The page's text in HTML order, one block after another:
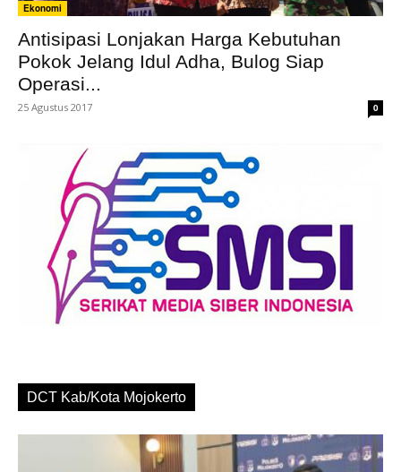
Ekonomi
Antisipasi Lonjakan Harga Kebutuhan
Pokok Jelang Idul Adha, Bulog Siap
Operasi...
25 Agustus 2017 0
DCT Kab/Kota Mojokerto